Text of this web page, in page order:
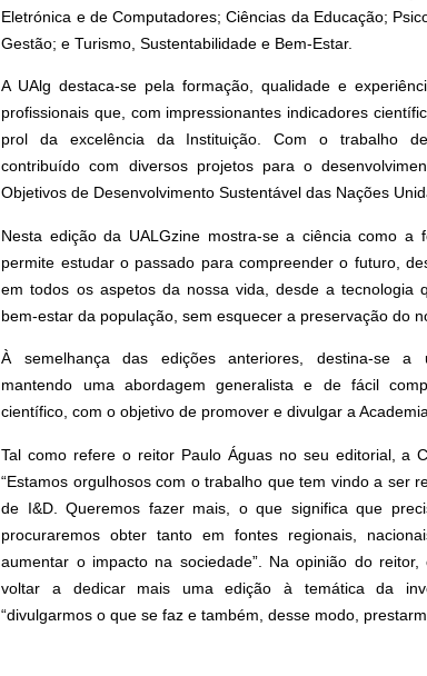
Eletrónica e de Computadores; Ciências da Educação;
Gestão; e Turismo, Sustentabilidade e Bem-Estar.
A UAlg destaca-se pela formação, qualidade e
profissionais que, com impressionantes indicadores
prol da excelência da Instituição. Com o trabalho
contribuído com diversos projetos para o
Objetivos de Desenvolvimento Sustentável das Nações
Nesta edição da UALGzine mostra-se a ciência como a
permite estudar o passado para compreender o futuro,
em todos os aspetos da nossa vida, desde a tecnologia
bem-estar da população, sem esquecer a preservação do
À semelhança das edições anteriores, destina-se a
mantendo uma abordagem generalista e de fácil
científico, com o objetivo de promover e divulgar a Academia.
Tal como refere o reitor Paulo Águas no seu editorial, a
“Estamos orgulhosos com o trabalho que tem vindo a ser
de I&D. Queremos fazer mais, o que significa que
procuraremos obter tanto em fontes regionais,
aumentar o impacto na sociedade”. Na opinião do
voltar a dedicar mais uma edição à temática da
“divulgarmos o que se faz e também, desse modo,